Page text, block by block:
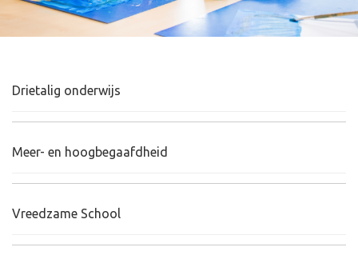
Drietalig onderwijs
Meer- en hoogbegaafdheid
Vreedzame School